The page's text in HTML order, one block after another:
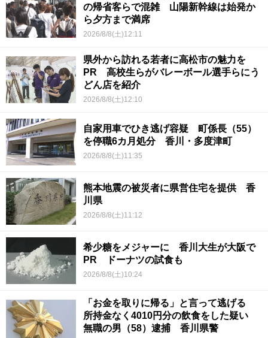
の帰省客らで混雑 山陽新幹線は始発か
ら夕方まで満席
2026/8/8(土)12:11
県外から訪れる若者に高松市の魅力を
PR 高校生らがバレーボール選手らにう
どん店を紹介
2026/8/8(土)12:10
自家用車でひき逃げ容疑 町係長（55）
を停職6カ月処分 香川・多度津町
2026/8/8(土)11:35
熊本地震の被災者に県営住宅を提供 香
川県
2026/8/8(土)11:12
希少糖をメジャーに 香川大生が大阪で
PR ドーナツの試食も
2026/8/8(土)10:24
「お金を取りに帰る」と言って逃げる
所持金なく4010円分の飲食をした疑い
無職の男（58）逮捕 香川県警